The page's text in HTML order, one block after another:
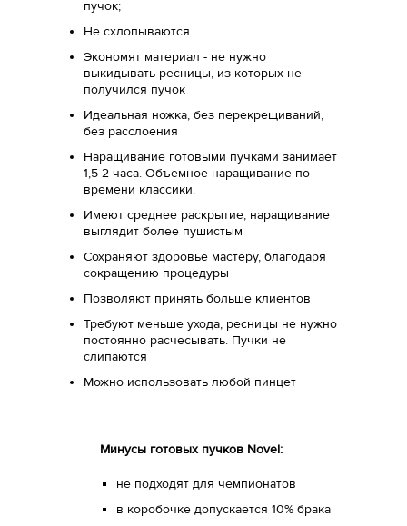
пучок;
Не схлопываются
Экономят материал - не нужно
выкидывать ресницы, из которых не
получился пучок
Идеальная ножка, без перекрещиваний,
без расслоения
Наращивание готовыми пучками занимает
1,5-2 часа. Объемное наращивание по
времени классики.
Имеют среднее раскрытие, наращивание
выглядит более пушистым
Сохраняют здоровье мастеру, благодаря
сокращению процедуры
Позволяют принять больше клиентов
Требуют меньше ухода, ресницы не нужно
постоянно расчесывать. Пучки не
слипаются
Можно использовать любой пинцет
Минусы готовых пучков Novel:
не подходят для чемпионатов
в коробочке допускается 10% брака